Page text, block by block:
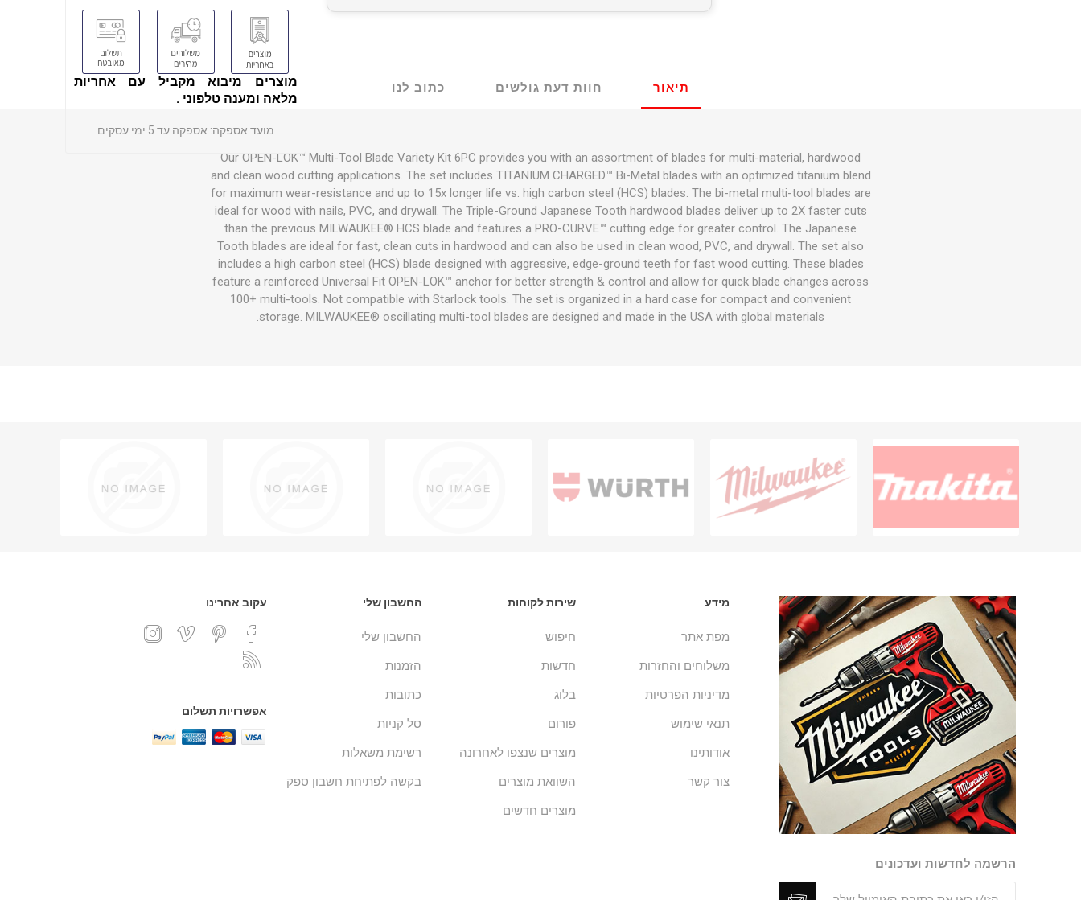
מוצרים מיבוא מקביל עם אחריות
מלאה ומענה טלפוני .
מועד אספקה: אספקה עד 5 ימי עסקים
תיאור חוות דעת גולשים כתוב לנו
Our OPEN-LOK™ Multi-Tool Blade Variety Kit 6PC provides you with an assortment of blades for multi-material, hardwood
and clean wood cutting applications. The set includes TITANIUM CHARGED™ Bi-Metal blades with an optimized titanium blend
for maximum wear-resistance and up to 15x longer life vs. high carbon steel (HCS) blades. The bi-metal multi-tool blades are
ideal for wood with nails, PVC, and drywall. The Triple-Ground Japanese Tooth hardwood blades deliver up to 2X faster cuts
than the previous MILWAUKEE® HCS blade and features a PRO-CURVE™ cutting edge for greater control. The Japanese
Tooth blades are ideal for fast, clean cuts in hardwood and can also be used in clean wood, PVC, and drywall. The set also
includes a high carbon steel (HCS) blade designed with aggressive, edge-ground teeth for fast wood cutting. These blades
feature a reinforced Universal Fit OPEN-LOK™ anchor for better strength & control and allow for quick blade changes across
100+ multi-tools. Not compatible with Starlock tools. The set is organized in a hard case for compact and convenient
storage. MILWAUKEE® oscillating multi-tool blades are designed and made in the USA with global materials.
הרשמה לחדשות ועדכונים
מידע
מפת אתר
משלוחים והחזרות
מדיניות הפרטיות
תנאי שימוש
אודותינו
צור קשר
שירות לקוחות
חיפוש
חדשות
בלוג
פורום
מוצרים שנצפו לאחרונה
השוואת מוצרים
מוצרים חדשים
החשבון שלי
החשבון שלי
הזמנות
כתובות
סל קניות
רשימת משאלות
בקשה לפתיחת חשבון ספק
עקוב אחרינו
אפשרויות תשלום